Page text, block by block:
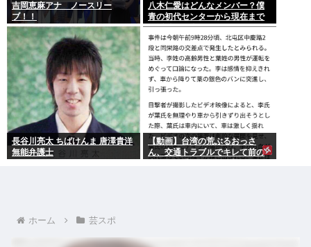
吉岡恵麻アナ ノースリー
ブ！！
八木仁愛はどんなメンバー？僕
青の初代センターから現在まで
の活動を紹介
長谷川亮太 ちばけんま 唐澤貴洋
無能弁護士
【動画】台湾の荒ぶるおっさ
ん、交通トラブルでキレて前の
ホーム 芸スポ